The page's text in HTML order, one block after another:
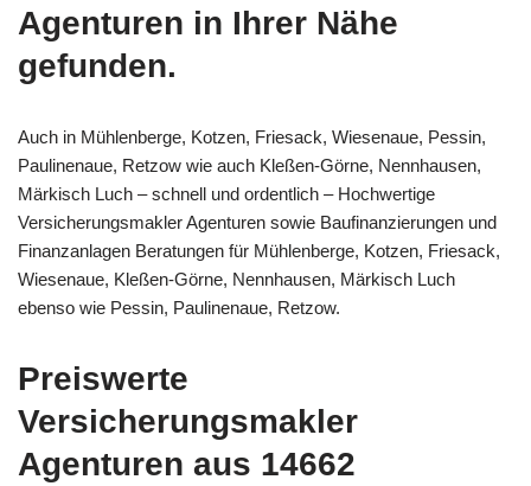
Agenturen in Ihrer Nähe
gefunden.
Auch in Mühlenberge, Kotzen, Friesack, Wiesenaue, Pessin,
Paulinenaue, Retzow wie auch Kleßen-Görne, Nennhausen,
Märkisch Luch – schnell und ordentlich – Hochwertige
Versicherungsmakler Agenturen sowie Baufinanzierungen und
Finanzanlagen Beratungen für Mühlenberge, Kotzen, Friesack,
Wiesenaue, Kleßen-Görne, Nennhausen, Märkisch Luch
ebenso wie Pessin, Paulinenaue, Retzow.
Preiswerte
Versicherungsmakler
Agenturen aus 14662